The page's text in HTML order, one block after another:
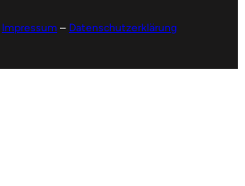
Impressum – Datenschutzerklärung